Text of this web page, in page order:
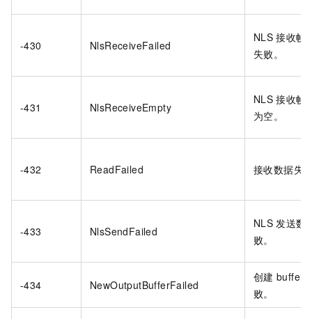
-430 NlsReceiveFailed
NLS 接收帧
失败。
-431 NlsReceiveEmpty
NLS 接收帧
为空。
-432 ReadFailed 接收数据失
-433 NlsSendFailed
NLS 发送数
败。
-434 NewOutputBufferFailed
创建 buffer
败。